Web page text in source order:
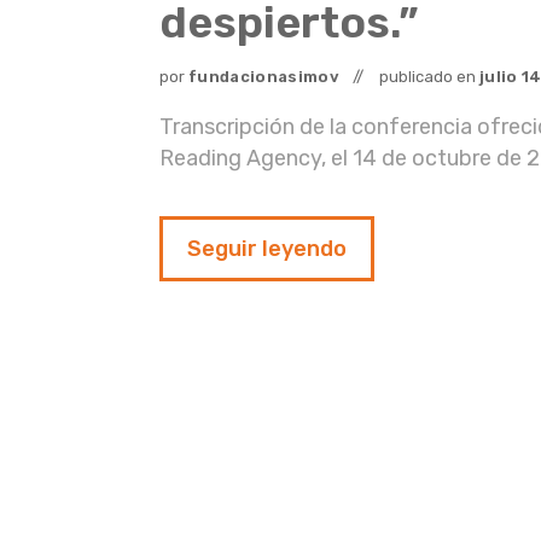
despiertos.”
por fundacionasimov publicado en julio 14
Transcripción de la conferencia
Reading Agency, el 14 de octubre de
Seguir leyendo